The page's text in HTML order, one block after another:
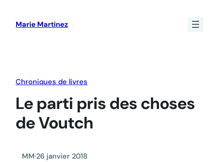
Marie Martinez
Chroniques de livres
Le parti pris des choses
de Voutch
MM·26 janvier 2018